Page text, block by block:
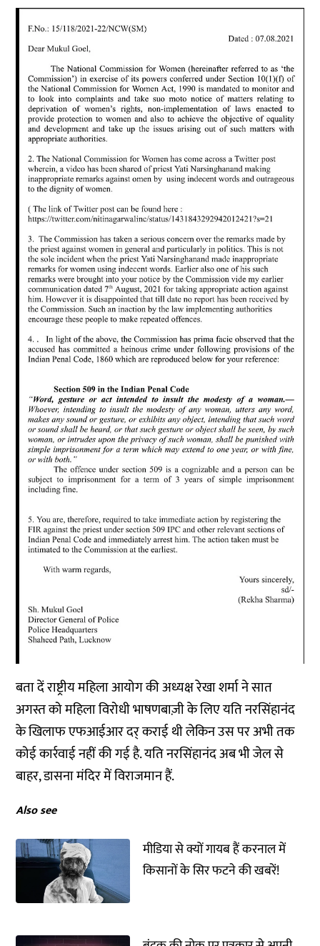
बता दें राष्ट्रीय महिला आयोग की अध्यक्ष रेखा शर्मा ने सात
अगस्त को महिला विरोधी भाषणबाज़ी के लिए यति नरसिंहानंद
के खिलाफ एफआईआर दर् कराई थी लेकिन उस पर अभी तक
कोई कार्रवाई नहीं की गई है. यति नरसिंहानंद अब भी जेल से
बाहर, डासना मंदिर में विराजमान हैं.
Also see
मीडिया से क्यों गायब हैं करनाल में
किसानों के सिर फटने की खबरें!